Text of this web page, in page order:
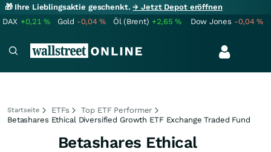
🎁 Ihre Lieblingsaktie geschenkt.→ Jetzt Depot eröffnen
DAX +0,21% Gold -0,04% Öl (Brent) +2,65% Dow Jones -0,04%
Startseite ETFs
Top ETF Performer
Betashares Ethical Diversified Growth ETF Exchange Traded Fund
Betashares Ethical